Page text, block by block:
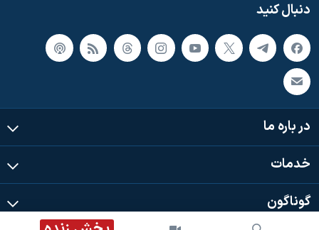
دنبال کنید
در باره ما
خدمات
گوناگون